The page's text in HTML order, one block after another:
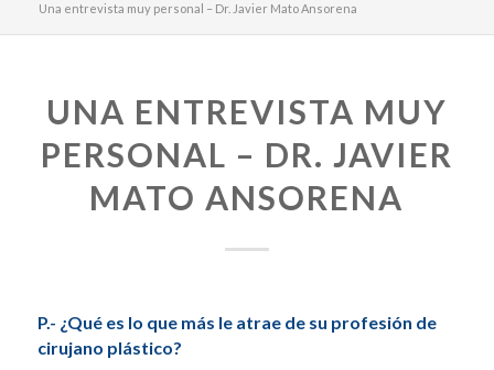
Una entrevista muy personal – Dr. Javier Mato Ansorena
UNA ENTREVISTA MUY
PERSONAL – DR. JAVIER
MATO ANSORENA
P.- ¿Qué es lo que más le atrae de su profesión de
cirujano plástico?